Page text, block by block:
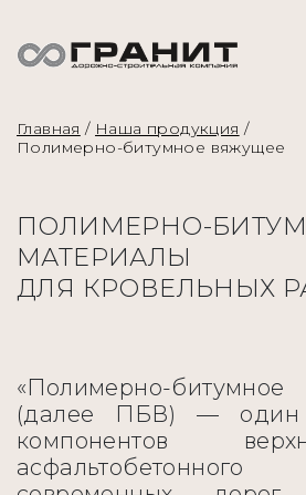
Главная / Наша продукция /
Полимерно-битумное вяжущее
ПОЛИМЕРНО-
МАТЕРИАЛЫ
ДЛЯ КРОВЕЛЬНЫХ
«Полимерно-
(далее ПБВ) — один
компонентов